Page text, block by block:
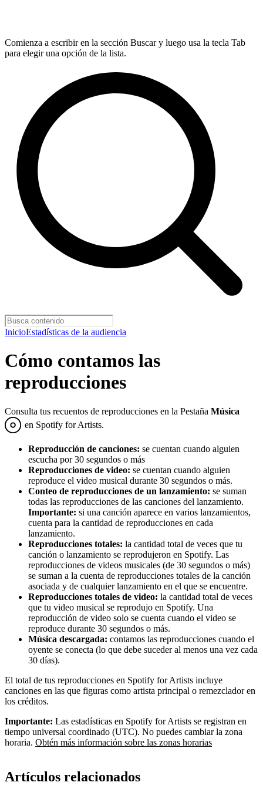
Comienza a escribir en la sección Buscar y luego usa la tecla Tab
para elegir una opción de la lista.
InicioEstadísticas de la audiencia
Cómo contamos las
reproducciones
Consulta tus recuentos de reproducciones en la Pestaña Música
en Spotify for Artists.
Reproducción de canciones: se cuentan cuando alguien
escucha por 30 segundos o más
Reproducciones de video: se cuentan cuando alguien
reproduce el video musical durante 30 segundos o más.
Conteo de reproducciones de un lanzamiento: se suman
todas las reproducciones de las canciones del lanzamiento.
Importante: si una canción aparece en varios lanzamientos,
cuenta para la cantidad de reproducciones en cada
lanzamiento.
Reproducciones totales: la cantidad total de veces que tu
canción o lanzamiento se reprodujeron en Spotify. Las
reproducciones de videos musicales (de 30 segundos o más)
se suman a la cuenta de reproducciones totales de la canción
asociada y de cualquier lanzamiento en el que se encuentre.
Reproducciones totales de video: la cantidad total de veces
que tu video musical se reprodujo en Spotify. Una
reproducción de video solo se cuenta cuando el video se
reproduce durante 30 segundos o más.
Música descargada: contamos las reproducciones cuando el
oyente se conecta (lo que debe suceder al menos una vez cada
30 días).
El total de tus reproducciones en Spotify for Artists incluye
canciones en las que figuras como artista principal o remezclador en
los créditos.
Importante: Las estadísticas en Spotify for Artists se registran en
tiempo universal coordinado (UTC). No puedes cambiar la zona
horaria. Obtén más información sobre las zonas horarias
Artículos relacionados